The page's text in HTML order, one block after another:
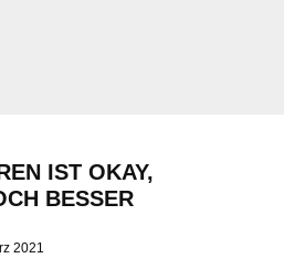
IST OKAY,
BESSER
2021